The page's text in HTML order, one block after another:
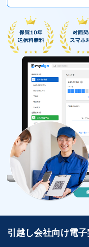
引越し会社向け電